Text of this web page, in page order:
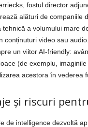
fostul director
alături de companiile
tehnică a volumului mare
conținuturi video sau
un viitor AI-friendly:
(de exemplu,
acestora în vederea
și riscuri
de intelligence dezvoltă